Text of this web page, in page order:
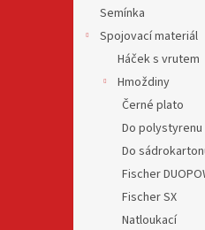
Semínka
Spojovací materiál
Háček s vrutem
Hmoždiny
Černé plato
Do polystyrenu
Do
Fischer
Fischer SX
Natloukací